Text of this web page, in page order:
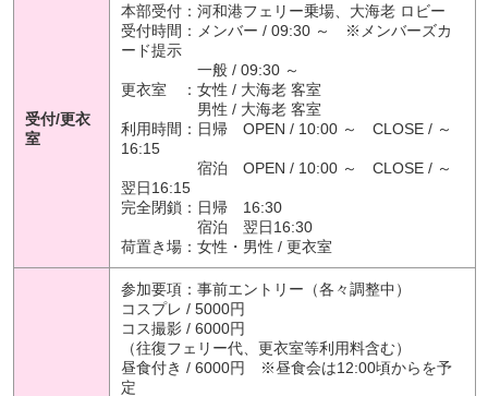
受付/更衣
室
本部受付：河和港フェリー乗場、大海老 ロビー
受付時間：メンバー / 09:30 ～ ※メンバーズカ
ード提示
一般 / 09:30 ～
更衣室 ：女性 / 大海老 客室
男性 / 大海老 客室
利用時間：日帰 OPEN / 10:00 ～ CLOSE / ～
16:15
宿泊 OPEN / 10:00 ～ CLOSE / ～
翌日16:15
完全閉鎖：日帰 16:30
宿泊 翌日16:30
荷置き場：女性・男性 / 更衣室
参加要項：事前エントリー（各々調整中）
コスプレ / 5000円
コス撮影 / 6000円
（往復フェリー代、更衣室等利用料含む）
昼食付き / 6000円 ※昼食会は12:00頃からを予
定